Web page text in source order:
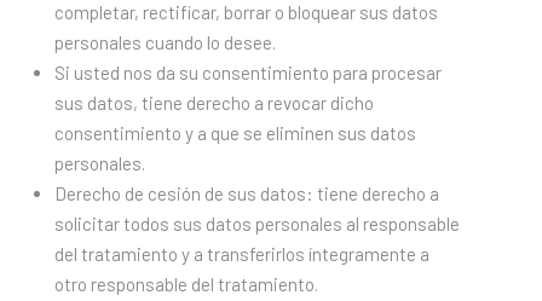
completar, rectificar, borrar o bloquear sus datos
personales cuando lo desee.
Si usted nos da su consentimiento para procesar
sus datos, tiene derecho a revocar dicho
consentimiento y a que se eliminen sus datos
personales.
Derecho de cesión de sus datos: tiene derecho a
solicitar todos sus datos personales al responsable
del tratamiento y a transferirlos íntegramente a
otro responsable del tratamiento.